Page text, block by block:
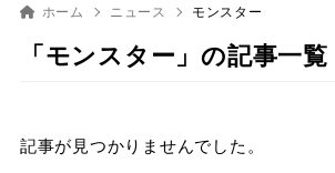
ホーム ニュース モンスター
「モンスター」の記事一覧
記事が見つかりませんでした。